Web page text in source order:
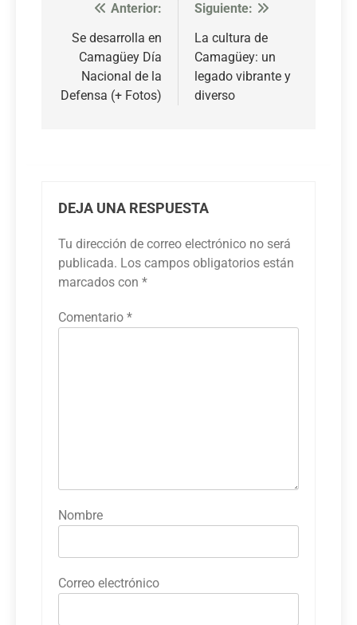
Navegación
de
entradas
Anterior:
Se desarrolla en
Camagüey Día
Nacional de la
Defensa (+ Fotos)
Siguiente:
La cultura de
Camagüey: un
legado vibrante y
diverso
DEJA UNA RESPUESTA
Tu dirección de correo electrónico no será
publicada. Los campos obligatorios están
marcados con *
Comentario *
Nombre
Correo electrónico